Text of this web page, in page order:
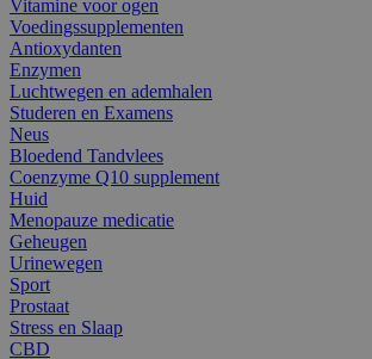
Vitamine voor ogen
Voedingssupplementen
Antioxydanten
Enzymen
Luchtwegen en ademhalen
Studeren en Examens
Neus
Bloedend Tandvlees
Coenzyme Q10 supplement
Huid
Menopauze medicatie
Geheugen
Urinewegen
Sport
Prostaat
Stress en Slaap
CBD